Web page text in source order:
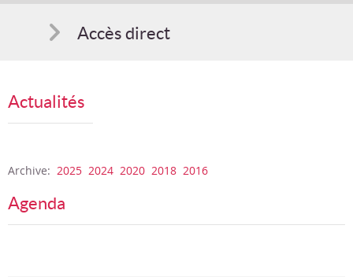
Accès direct
Suggestions
Actualités
Archive: 2025 2024 2020 2018 2016
Agenda